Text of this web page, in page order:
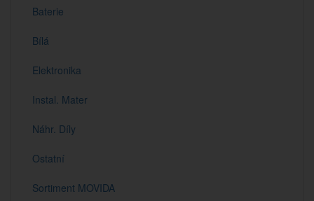
Baterie
Bílá
Elektronika
Instal. Mater
Náhr. Díly
Ostatní
Sortiment MOVIDA